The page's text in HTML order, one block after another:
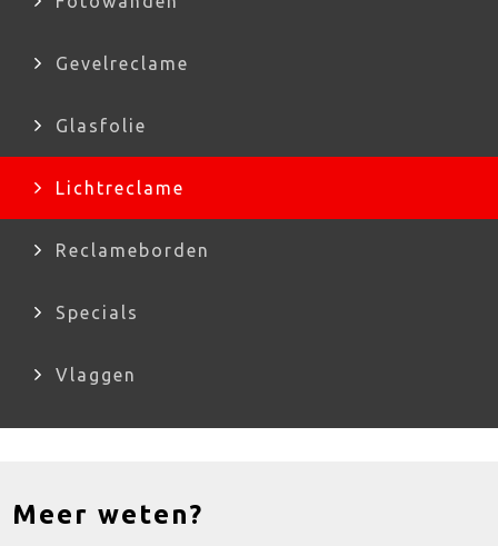
Gevelreclame
Glasfolie
Lichtreclame
Reclameborden
Specials
Vlaggen
Meer weten?